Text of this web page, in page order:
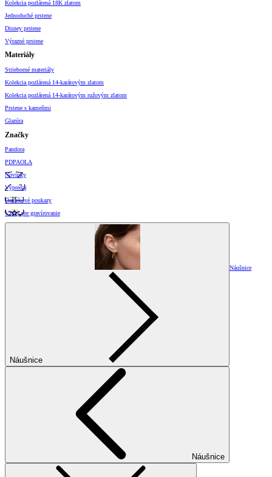
Kolekcia pozlátená 18K zlatom
Jednoduché prstene
Disney prstene
Výrazné prstene
Materiály
Strieborné materiály
Kolekcia pozlátená 14-karátovým zlatom
Kolekcia pozlátená 14-karátovým ružovým zlatom
Prstene s kameňmi
Glazúra
Značky
Pandora
PDPAOLA
Novinky
Výpredaj
Darčekové poukazy
Vzory pre gravírovanie
Náušnice
Náušnice
Náušnice